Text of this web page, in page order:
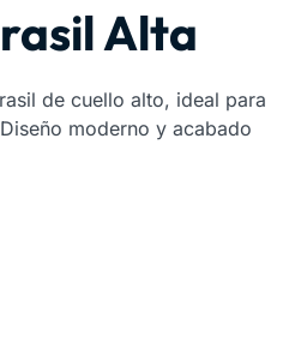
Alta
de cuello alto, ideal para
moderno y acabado